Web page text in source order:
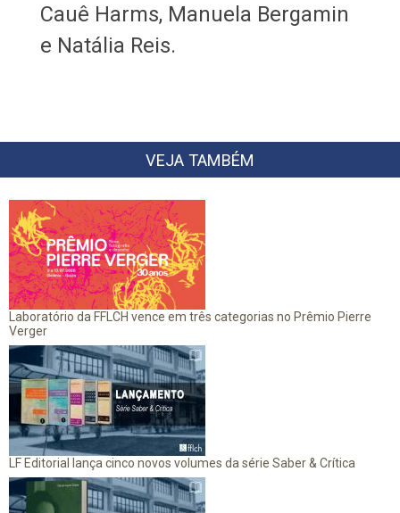
Cauê Harms, Manuela Bergamin
e Natália Reis.
VEJA TAMBÉM
Laboratório da FFLCH vence em três categorias no Prêmio Pierre
Verger
LF Editorial lança cinco novos volumes da série Saber & Crítica